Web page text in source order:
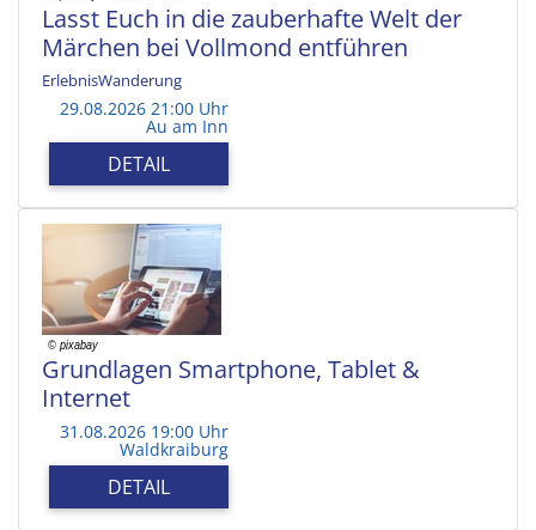
Lasst Euch in die zauberhafte Welt der
Märchen bei Vollmond entführen
ErlebnisWanderung
29.08.2026 21:00 Uhr
Au am Inn
DETAIL
Grundlagen Smartphone, Tablet &
Internet
31.08.2026 19:00 Uhr
Waldkraiburg
DETAIL